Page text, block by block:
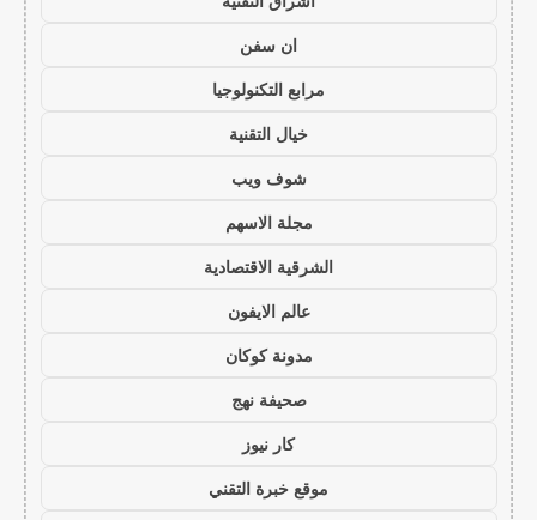
ان سفن
مرابع التكنولوجيا
خيال التقنية
شوف ويب
مجلة الاسهم
الشرقية الاقتصادية
عالم الايفون
مدونة كوكان
صحيفة نهج
كار نيوز
موقع خبرة التقني